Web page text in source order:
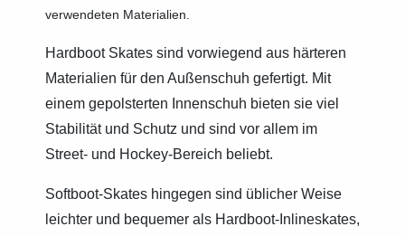
verwendeten Materialien.
Hardboot Skates sind vorwiegend aus härteren
Materialien für den Außenschuh gefertigt. Mit
einem gepolsterten Innenschuh bieten sie viel
Stabilität und Schutz und sind vor allem im
Street- und Hockey-Bereich beliebt.
Softboot-Skates hingegen sind üblicher Weise
leichter und bequemer als Hardboot-Inlineskates,